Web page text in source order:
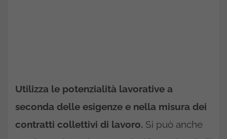
Utilizza le potenzialità lavorative a
seconda delle esigenze e nella misura dei
contratti collettivi di lavoro. Si può anche